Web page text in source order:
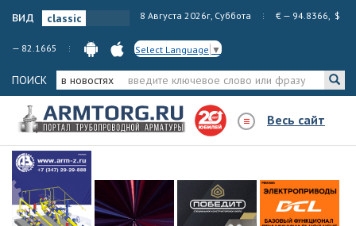
вид 8 Августа 2026г, Суббота € — 94.8366, $
— 82.1665 Select Language ▼
ПОИСК в новостях
Весь сайт